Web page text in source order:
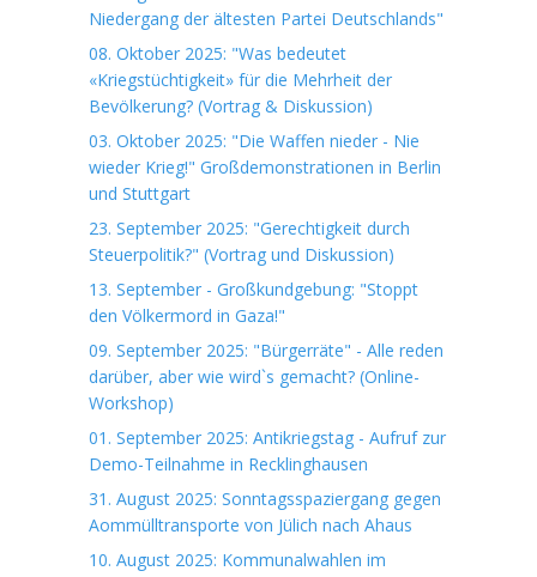
Niedergang der ältesten Partei Deutschlands"
08. Oktober 2025: "Was bedeutet
«Kriegstüchtigkeit» für die Mehrheit der
Bevölkerung? (Vortrag & Diskussion)
03. Oktober 2025: "Die Waffen nieder - Nie
wieder Krieg!" Großdemonstrationen in Berlin
und Stuttgart
23. September 2025: "Gerechtigkeit durch
Steuerpolitik?" (Vortrag und Diskussion)
13. September - Großkundgebung: "Stoppt
den Völkermord in Gaza!"
09. September 2025: "Bürgerräte" - Alle reden
darüber, aber wie wird`s gemacht? (Online-
Workshop)
01. September 2025: Antikriegstag - Aufruf zur
Demo-Teilnahme in Recklinghausen
31. August 2025: Sonntagsspaziergang gegen
Aommülltransporte von Jülich nach Ahaus
10. August 2025: Kommunalwahlen im